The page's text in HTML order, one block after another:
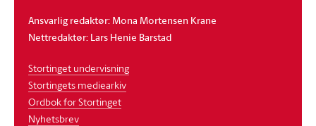
Ansvarlig redaktør: Mona Mortensen Krane
Nettredaktør: Lars Henie Barstad
Stortinget undervisning
Stortingets mediearkiv
Ordbok for Stortinget
Nyhetsbrev